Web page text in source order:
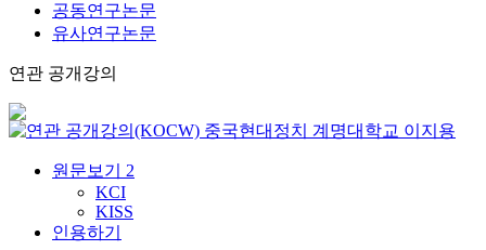
공동연구논문
유사연구논문
연관 공개강의
중국현대정치 계명대학교 이지용
원문보기 2
KCI
KISS
인용하기